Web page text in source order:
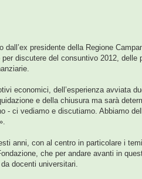
dall’ex presidente della Regione
discutere del consuntivo 2012, delle
economici, dell’esperienza avviata
e della chiusura ma sarà
- ci vediamo e discutiamo. Abbiamo
anni, con al centro in particolare i
che per andare avanti in
docenti universitari.